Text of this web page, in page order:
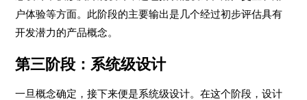
户体验等方面。此阶段的主要输出是几个经过初步评估具有
开发潜力的产品概念。
第三阶段：系统级设计
一旦概念确定，接下来便是系统级设计。在这个阶段，设计